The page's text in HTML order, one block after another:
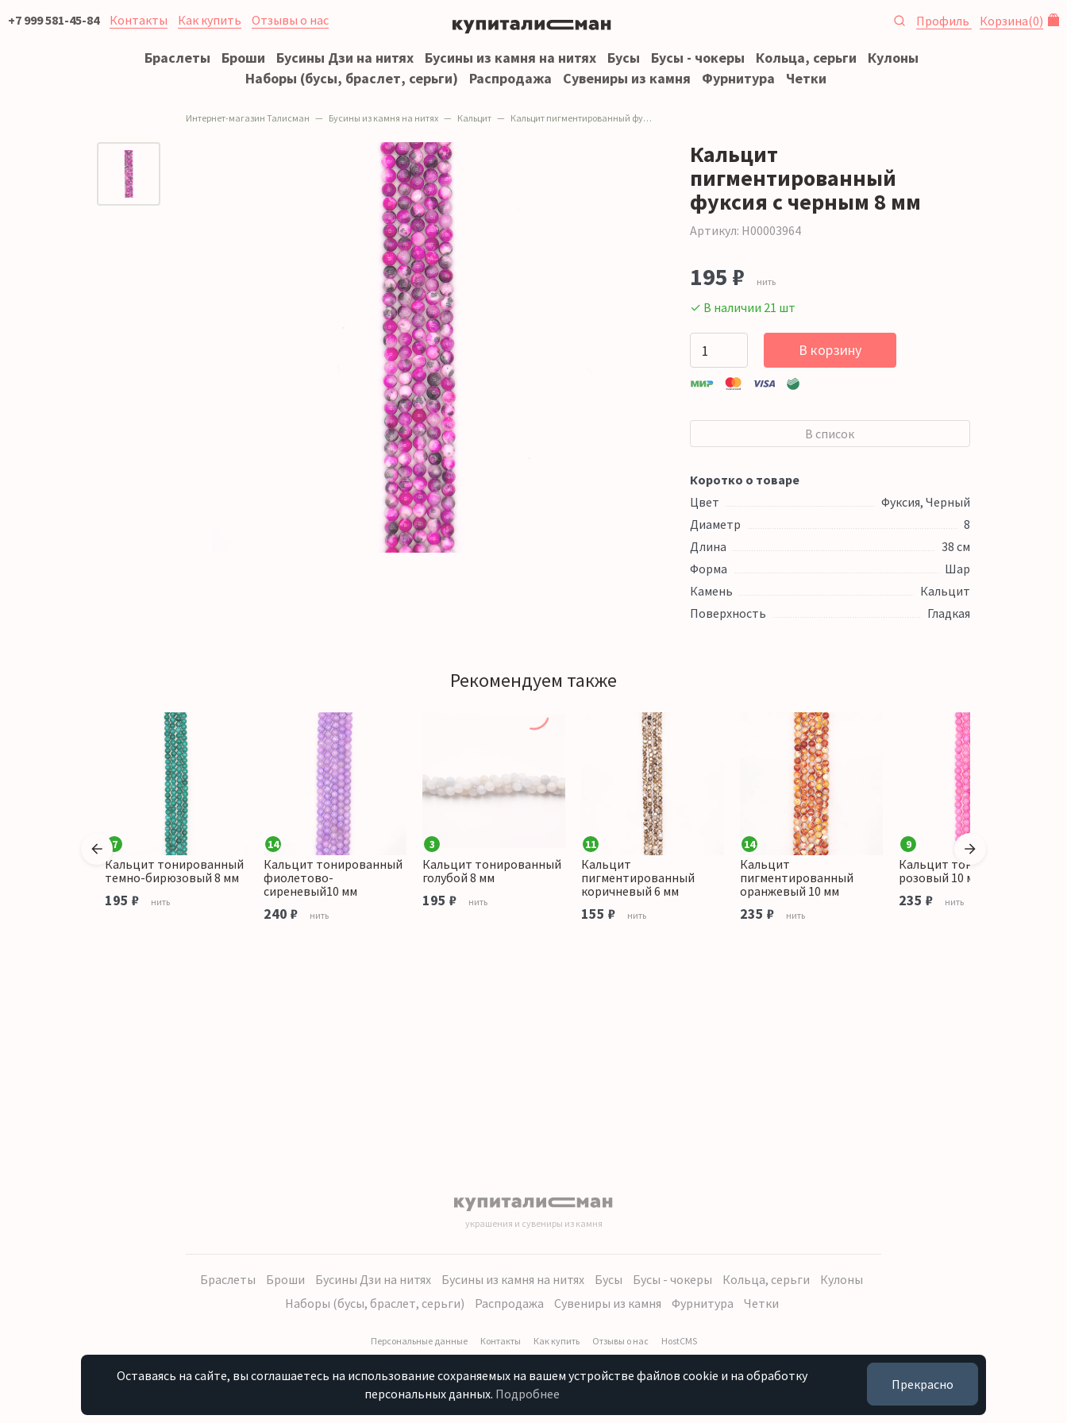
+7 999 581-45-84 Контакты Как купить Отзывы о нас Профиль Корзина(0)
Браслеты Броши Бусины Дзи на нитях Бусины из камня на нитях Бусы Бусы - чокеры Кольца, серьги
Кулоны
Наборы (бусы, браслет, серьги)
Распродажа Сувениры из камня Фурнитура Четки
Интернет-магазин Талисман Бусины из камня на нитях Кальцит Кальцит пигментированный фуксия с черным 8 мм
Кальцит
пигментированный
фуксия с черным 8 мм
Артикул: Н00003964
195 ₽ нить
✓ В наличии 21 шт
В корзину
В список
Коротко о товаре
Цвет
Фуксия, Черный
Диаметр
8
Длина
38 см
Форма
Шар
Камень
Кальцит
Поверхность
Гладкая
Рекомендуем также
7
Кальцит тонированный
темно-бирюзовый 8 мм
195 ₽ нить
14
Кальцит тонированный
фиолетово-
сиреневый10 мм
240 ₽ нить
3
Кальцит тонированный
голубой 8 мм
195 ₽ нить
11
Кальцит
пигментированный
коричневый 6 мм
155 ₽ нить
14
Кальцит
пигментированный
оранжевый 10 мм
235 ₽ нить
9
Кальцит тонированный
розовый 10 мм
235 ₽ нить
украшения и сувениры из камня
Браслеты Броши Бусины Дзи на нитях Бусины из камня на нитях Бусы Бусы - чокеры Кольца, серьги
Кулоны
Наборы (бусы, браслет, серьги)
Распродажа Сувениры из камня Фурнитура Четки
Персональные данные Контакты Как купить Отзывы о нас HostCMS
Оставаясь на сайте, вы соглашаетесь на использование сохраняемых на вашем устройстве файлов cookie и на обработку
персональных данных. Подробнее
Прекрасно